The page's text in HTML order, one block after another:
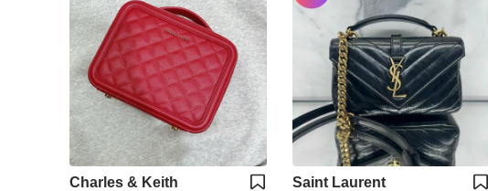
Charles & Keith Saint Laurent